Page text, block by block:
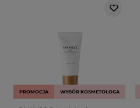
PROMOCJA WYBÓR KOSMETOLOGA